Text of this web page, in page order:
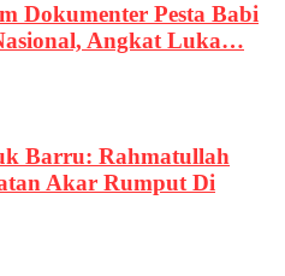
Dokumenter Pesta Babi
Angkat Luka…
Barru: Rahmatullah
Akar Rumput Di